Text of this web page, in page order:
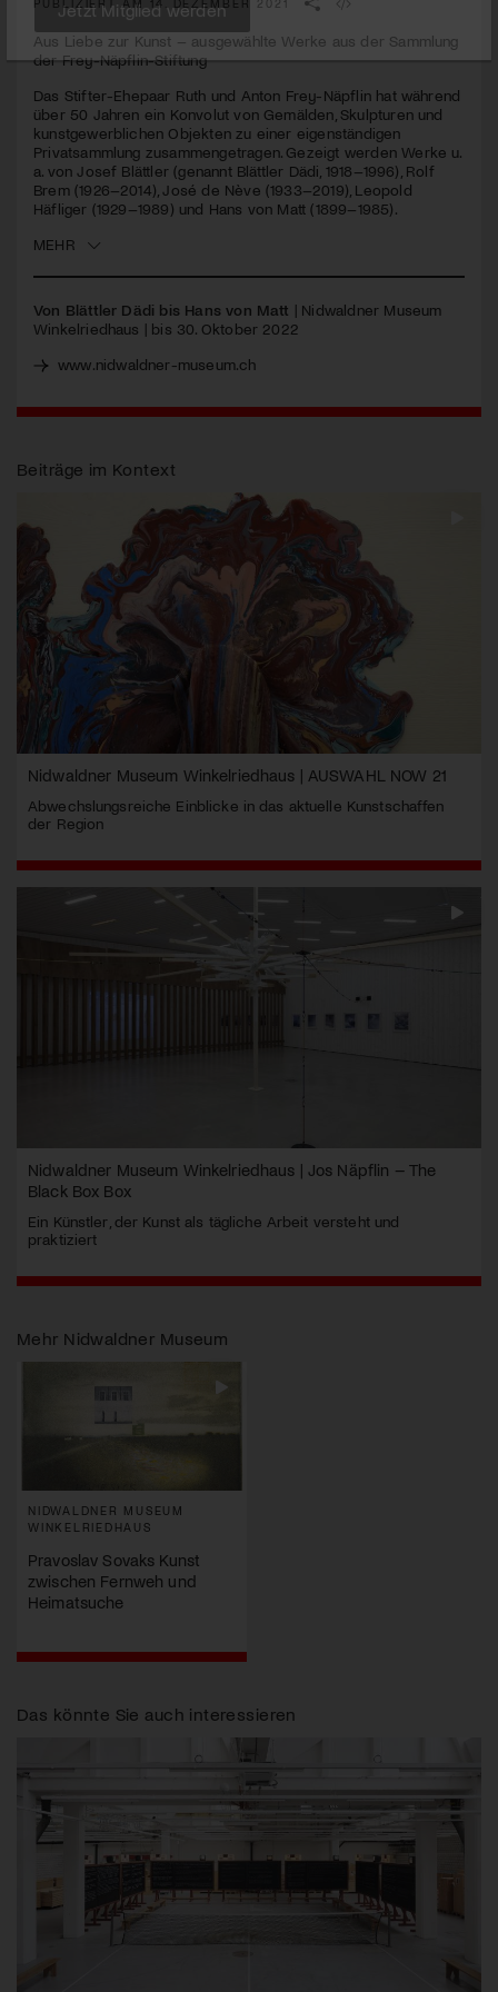
seconds
Aus Liebe zur Kunst – ausgewählte Werke aus der Sammlung
der Frey-Näpflin-Stiftung
Das Stifter-Ehepaar Ruth und Anton Frey-Näpflin hat während
über 50 Jahren ein Konvolut von Gemälden, Skulpturen und
kunstgewerblichen Objekten zu einer eigenständigen
Privatsammlung zusammengetragen. Gezeigt werden Werke u.
a. von Josef Blättler (genannt Blättler Dädi, 1918–1996), Rolf
Brem (1926–2014), José de Nève (1933–2019), Leopold
Häfliger (1929–1989) und Hans von Matt (1899–1985).
MEHR
Von Blättler Dädi bis Hans von Matt | Nidwaldner Museum
Winkelriedhaus | bis 30. Oktober 2022
www.nidwaldner-museum.ch
Beiträge im Kontext
Nidwaldner Museum Winkelriedhaus | AUSWAHL NOW 21
Abwechslungsreiche Einblicke in das aktuelle Kunstschaffen
der Region
Nidwaldner Museum Winkelriedhaus | Jos Näpflin – The
Black Box Box
Ein Künstler, der Kunst als tägliche Arbeit versteht und
praktiziert
Mehr Nidwaldner Museum
NIDWALDNER MUSEUM
WINKELRIEDHAUS
Pravoslav Sovaks Kunst
zwischen Fernweh und
Heimatsuche
Das könnte Sie auch interessieren
Jetzt Mitglied werden